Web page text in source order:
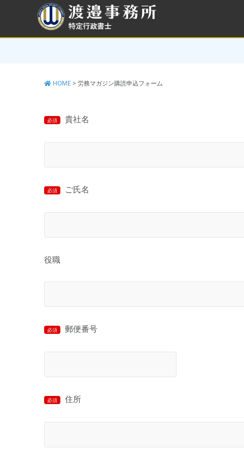
ン
HOME > 労務マガジン購読申込フォーム
必須 貴社名
必須 ご氏名
役職
必須 郵便番号
必須 住所